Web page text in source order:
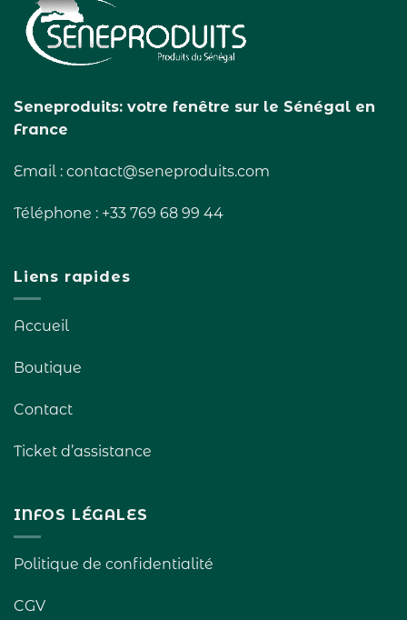
Seneproduits: votre fenêtre sur le Sénégal en
France
Email : contact@seneproduits.com
Téléphone : +33 769 68 99 44
Liens rapides
Accueil
Boutique
Contact
Ticket d’assistance
INFOS LÉGALES
Politique de confidentialité
CGV